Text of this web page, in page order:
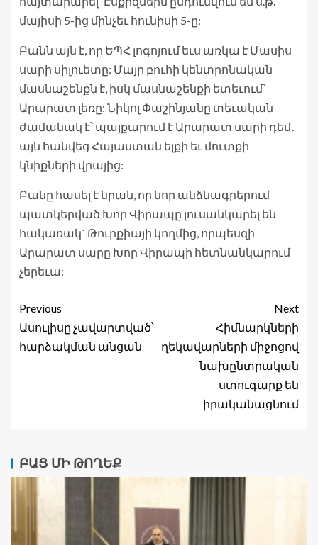
մայիսի 5-ից մինչեւ հունիսի 5-ը:
Բանն այն է, որ ԵՊՀ լոգոյում եւս առկա է Մասիս
սարի սիլուետը: Մայր բուհի կենտրոնական
մասնաշենքն է, իսկ մասնաշենքի ետեւում՝
Արարատ լեռը: Նիկոլ Փաշինյանը տեւական
ժամանակ է՝ պայքարում է Արարատ սարի դեմ․
այն հանվեց Հայաստան ելքի եւ մուտքի
կնիքների վրայից:
Բանը հասել է նրան, որ նոր անձնագրերում
պատկերված Խոր Վիրապը լուսանկարել են
հակառակ` Թուրքիայի կողմից, որպեսզի
Արարատ սարը Խոր Վիրապի հետնանկարում
չերեւա:
Previous
Ասուլիսը չավարտված՝
հարձակման անցան
Next
Հիմնարկների
ղեկավարների միջոցով
նախընտրական
ստուգարք են
իրականացնում
ԲԱՑ ՄԻ ԹՈՂԵՔ